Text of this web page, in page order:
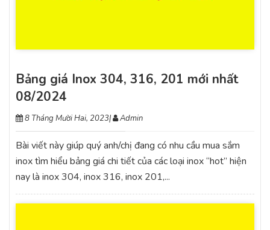
Bảng giá Inox 304, 316, 201 mới nhất
08/2024
8 Tháng Mười Hai, 2023| Admin
Bài viết này giúp quý anh/chị đang có nhu cầu mua sắm
inox tìm hiểu bảng giá chi tiết của các loại inox “hot” hiện
nay là inox 304, inox 316, inox 201,...